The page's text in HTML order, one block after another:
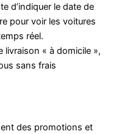
d’indiquer le date de
pour voir les voitures
réel.
livraison « à domicile »,
sans frais
des promotions et